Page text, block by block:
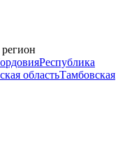
Республика
областьТамбовская